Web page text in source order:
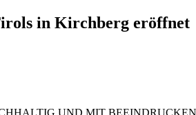
in Kirchberg eröffnet
UND MIT